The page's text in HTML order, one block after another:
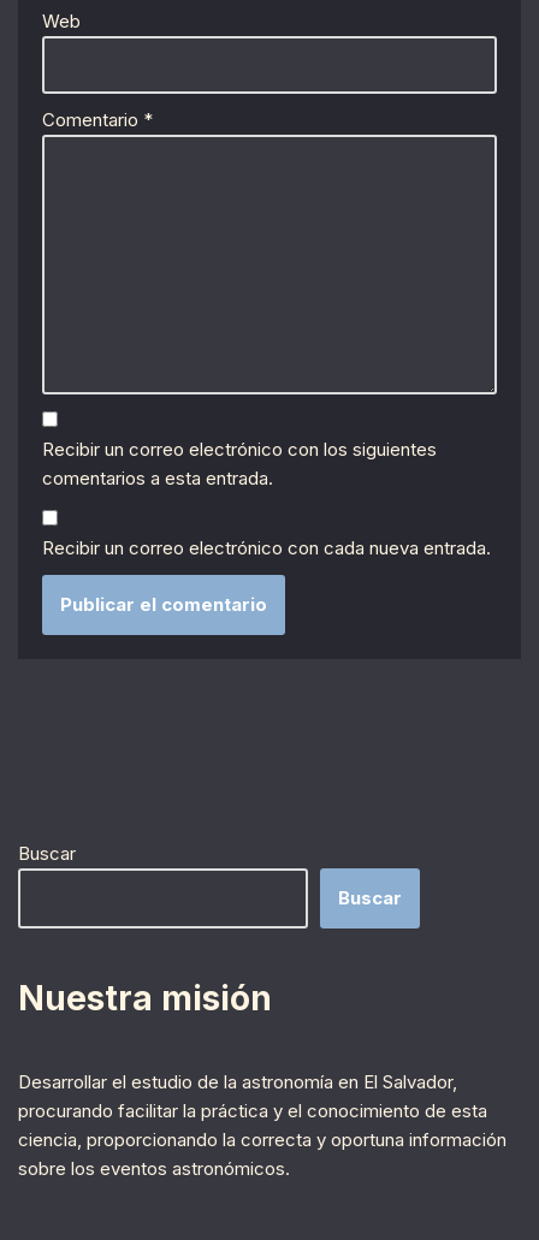
Web
Comentario *
Recibir un correo electrónico con los siguientes
comentarios a esta entrada.
Recibir un correo electrónico con cada nueva entrada.
Buscar
Buscar
Nuestra misión
Desarrollar el estudio de la astronomía en El Salvador,
procurando facilitar la práctica y el conocimiento de esta
ciencia, proporcionando la correcta y oportuna información
sobre los eventos astronómicos.